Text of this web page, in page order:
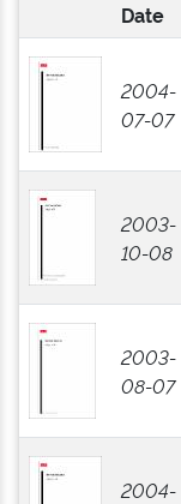
Date
2004-
07-07
2003-
10-08
2003-
08-07
2004-